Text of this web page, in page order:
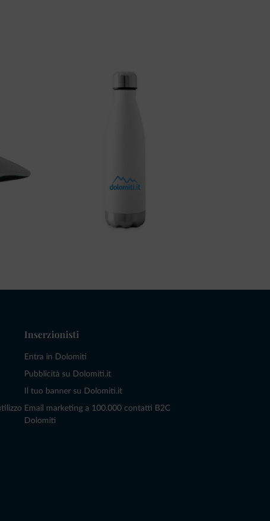
Inserzionisti
Entra in Dolomiti
Pubblicità su Dolomiti.it
Il tuo banner su Dolomiti.it
Email marketing a 100.000 contatti B2C
Dolomiti